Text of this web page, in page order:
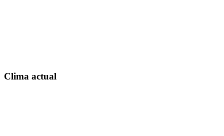
Clima actual